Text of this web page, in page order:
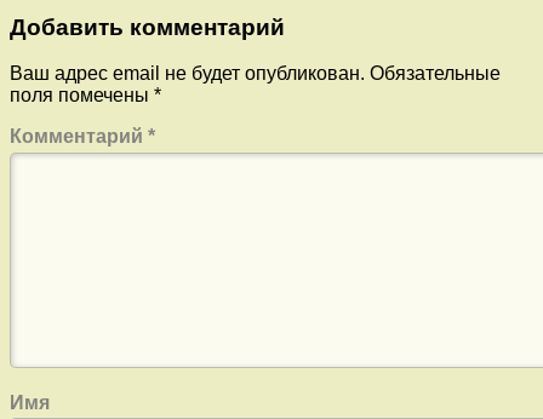
Добавить комментарий
Ваш адрес email не будет опубликован. Обязательные
поля помечены *
Комментарий *
Имя